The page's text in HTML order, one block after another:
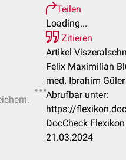
Teilen
Loading...
Zitieren
Artikel
Felix Maximilian
med. Ibrahim Güler
Abrufbar unter:
https://
DocCheck
21.03.2024